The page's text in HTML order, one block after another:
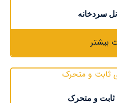
سردخانه
بیشتر
ثابت و متحرک